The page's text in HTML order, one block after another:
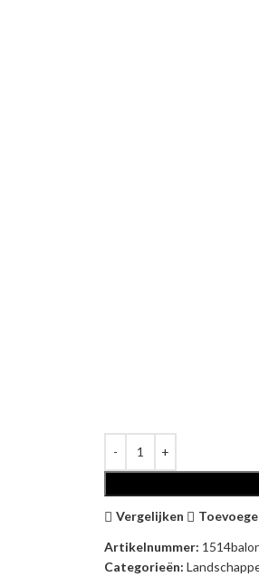
Vergelijken
Artikelnummer:
Categorieën: